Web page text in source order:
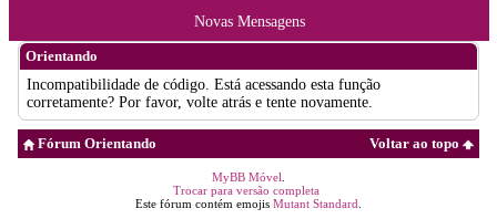
Novas Mensagens
Orientando
Incompatibilidade de código. Está acessando esta função
corretamente? Por favor, volte atrás e tente novamente.
Voltar ao topo
Fórum Orientando
MyBB Móvel
Trocar para versão completa
Este fórum contém emojis Mutant Standard